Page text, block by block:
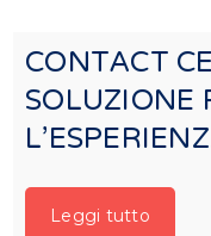
CONTACT
SOLUZIONE
Leggi tutto